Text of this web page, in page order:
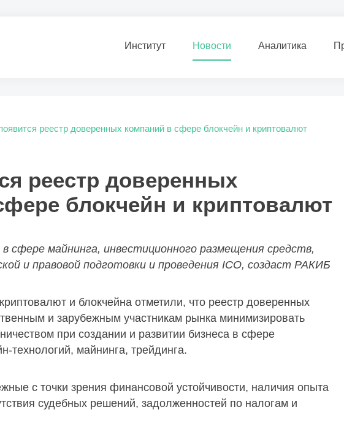
Институт Новости Аналитика
реестр доверенных компаний в сфере блокчейн и криптовалют
реестр доверенных
блокчейн и криптовалют
сфере майнинга, инвестиционного размещения средств,
и правовой подготовки и проведения ICO, создаст РАКИБ
и блокчейна отметили, что реестр доверенных
и зарубежным участникам рынка минимизировать
при создании и развитии бизнеса в сфере
технологий, майнинга, трейдинга.
с точки зрения финансовой устойчивости, наличия опыта
судебных решений, задолженностей по налогам и